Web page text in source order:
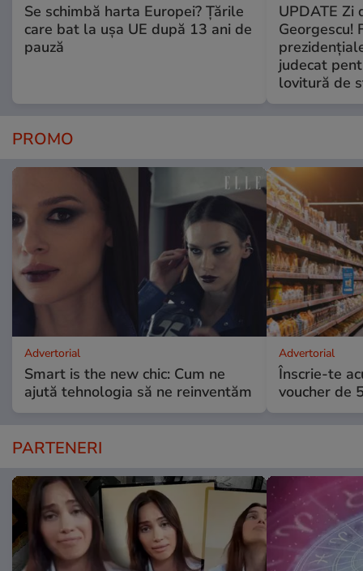
Se schimbă harta Europei? Țările
care bat la ușa UE după 13 ani de
pauză
UPDATE Zi
Georgescu!
judecat
lovitură de
PROMO
Advertorial
Smart is the new chic: Cum ne
ajută tehnologia să ne reinventăm
Advertorial
Înscrie-te
voucher de
PARTENERI